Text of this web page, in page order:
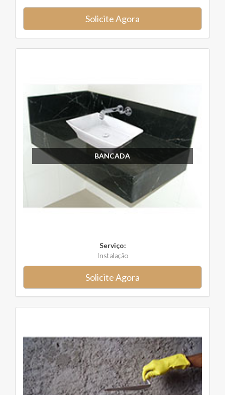
Solicite Agora
BANCADA
Serviço:
Instalação
Solicite Agora